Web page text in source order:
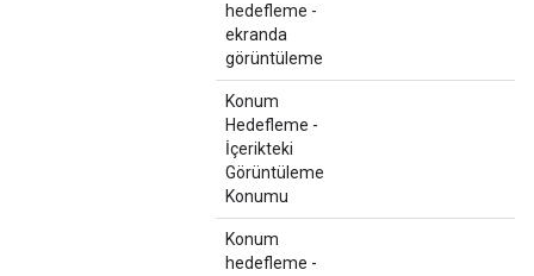
hedefleme -
ekranda
görüntüleme
Konum
Hedefleme -
İçerikteki
Görüntüleme
Konumu
Konum
hedefleme -